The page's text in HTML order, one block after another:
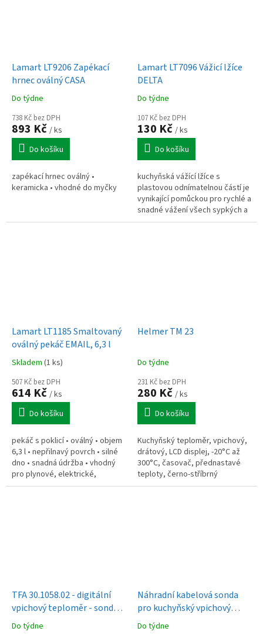
Lamart LT9206 Zapékací
hrnec oválný CASA
Do týdne
738 Kč bez DPH
893 Kč / ks
Do košíku
zapékací hrnec oválný •
keramicka • vhodné do myčky
Lamart LT7096 Vážicí lžíce
DELTA
Do týdne
107 Kč bez DPH
130 Kč / ks
Do košíku
kuchyňská vážící lžíce s
plastovou odnímatelnou částí je
vynikající pomůckou pro rychlé a
snadné vážení všech sypkých a
tekutých potravin až do
Lamart LT1185 Smaltovaný
oválný pekáč EMAIL, 6,3 l
Skladem (1 ks)
507 Kč bez DPH
614 Kč / ks
Do košíku
pekáč s poklicí • oválný • objem
6,3 l • nepřilnavý povrch • silné
dno • snadná údržba • vhodný
pro plynové, elektrické,
sklokeramické a indukční
Helmer TM 23
Do týdne
231 Kč bez DPH
280 Kč / ks
Do košíku
Kuchyňský teploměr, vpichový,
drátový, LCD displej, -20°C až
300°C, časovač, přednastavé
teploty, černo-stříbrný
TFA 30.1058.02 - digitální
vpichový teploměr - sonda
30 cm
Do týdne
Náhradní kabelová sonda
pro kuchyňský vpichový
teploměr TFA 14.1503
Do týdne